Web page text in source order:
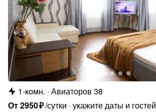
1-комн. Авиаторов 38
От2950₽/сутки укажите даты и гостей